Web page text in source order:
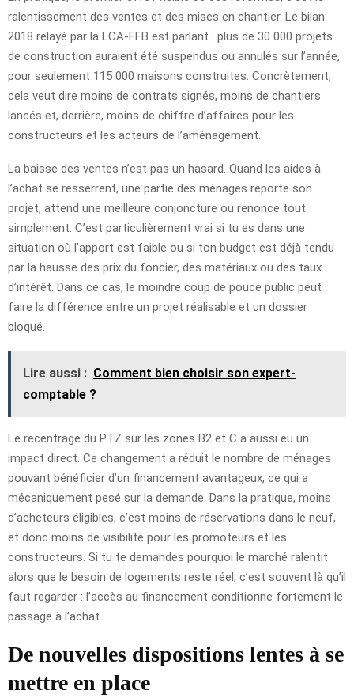
ralentissement des ventes et des mises en chantier. Le bilan
2018 relayé par la LCA-FFB est parlant : plus de 30 000 projets
de construction auraient été suspendus ou annulés sur l’année,
pour seulement 115 000 maisons construites. Concrètement,
cela veut dire moins de contrats signés, moins de chantiers
lancés et, derrière, moins de chiffre d’affaires pour les
constructeurs et les acteurs de l’aménagement.
La baisse des ventes n’est pas un hasard. Quand les aides à
l’achat se resserrent, une partie des ménages reporte son
projet, attend une meilleure conjoncture ou renonce tout
simplement. C’est particulièrement vrai si tu es dans une
situation où l’apport est faible ou si ton budget est déjà tendu
par la hausse des prix du foncier, des matériaux ou des taux
d’intérêt. Dans ce cas, le moindre coup de pouce public peut
faire la différence entre un projet réalisable et un dossier
bloqué.
Lire aussi : Comment bien choisir son expert-
comptable ?
Le recentrage du PTZ sur les zones B2 et C a aussi eu un
impact direct. Ce changement a réduit le nombre de ménages
pouvant bénéficier d’un financement avantageux, ce qui a
mécaniquement pesé sur la demande. Dans la pratique, moins
d’acheteurs éligibles, c’est moins de réservations dans le neuf,
et donc moins de visibilité pour les promoteurs et les
constructeurs. Si tu te demandes pourquoi le marché ralentit
alors que le besoin de logements reste réel, c’est souvent là qu’il
faut regarder : l’accès au financement conditionne fortement le
passage à l’achat.
De nouvelles dispositions lentes à se
mettre en place